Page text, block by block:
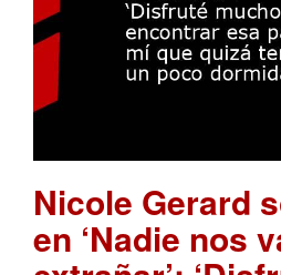
Nicole Gerard
en ‘Nadie nos